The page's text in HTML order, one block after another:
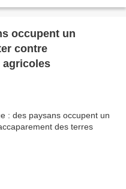
occupent un
contre
agricoles